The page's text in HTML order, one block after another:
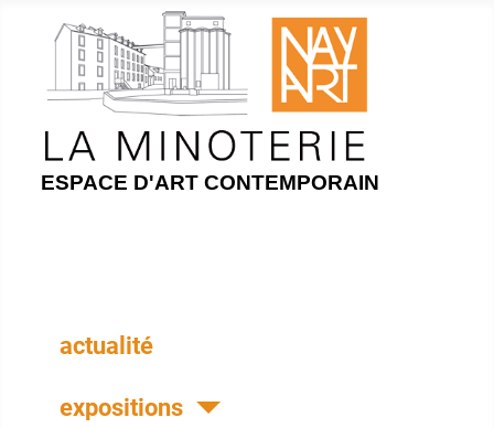
ESPACE D'ART CONTEMPORAIN
actualité
expositions